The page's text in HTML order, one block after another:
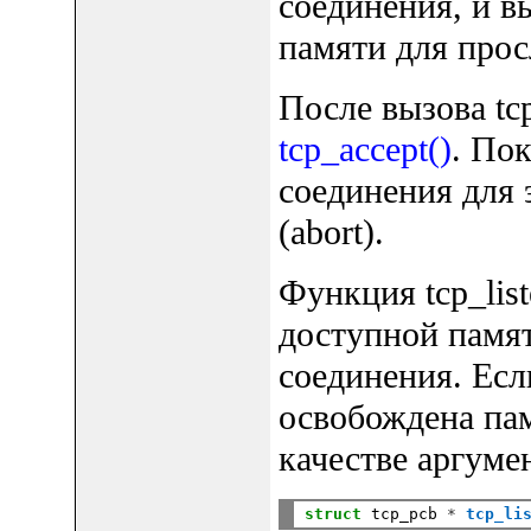
памяти для
После вызова
tcp_accept().
соединения для
(abort).
Функция
доступной
соединения.
освобождена
качестве
struct tcp_pcb *